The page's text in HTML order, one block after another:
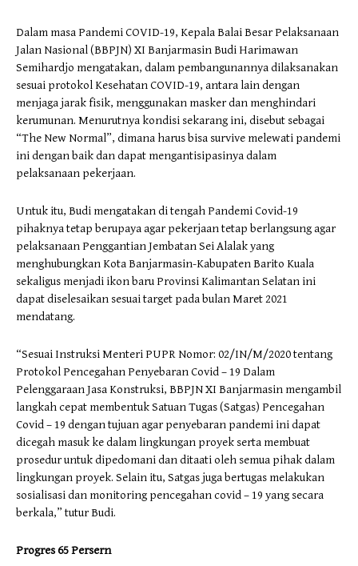
Dalam masa Pandemi COVID-19, Kepala Balai Besar Pelaksanaan
Jalan Nasional (BBPJN) XI Banjarmasin Budi Harimawan
Semihardjo mengatakan, dalam pembangunannya dilaksanakan
sesuai protokol Kesehatan COVID-19, antara lain dengan
menjaga jarak fisik, menggunakan masker dan menghindari
kerumunan. Menurutnya kondisi sekarang ini, disebut sebagai
“The New Normal”, dimana harus bisa survive melewati pandemi
ini dengan baik dan dapat mengantisipasinya dalam
pelaksanaan pekerjaan.
Untuk itu, Budi mengatakan di tengah Pandemi Covid-19
pihaknya tetap berupaya agar pekerjaan tetap berlangsung agar
pelaksanaan Penggantian Jembatan Sei Alalak yang
menghubungkan Kota Banjarmasin-Kabupaten Barito Kuala
sekaligus menjadi ikon baru Provinsi Kalimantan Selatan ini
dapat diselesaikan sesuai target pada bulan Maret 2021
mendatang.
“Sesuai Instruksi Menteri PUPR Nomor: 02/IN/M/2020 tentang
Protokol Pencegahan Penyebaran Covid – 19 Dalam
Pelenggaraan Jasa Konstruksi, BBPJN XI Banjarmasin mengambil
langkah cepat membentuk Satuan Tugas (Satgas) Pencegahan
Covid – 19 dengan tujuan agar penyebaran pandemi ini dapat
dicegah masuk ke dalam lingkungan proyek serta membuat
prosedur untuk dipedomani dan ditaati oleh semua pihak dalam
lingkungan proyek. Selain itu, Satgas juga bertugas melakukan
sosialisasi dan monitoring pencegahan covid – 19 yang secara
berkala,” tutur Budi.
Progres 65 Persern